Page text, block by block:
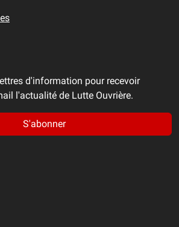
d'information pour recevoir
l'actualité de Lutte Ouvrière.
S'abonner